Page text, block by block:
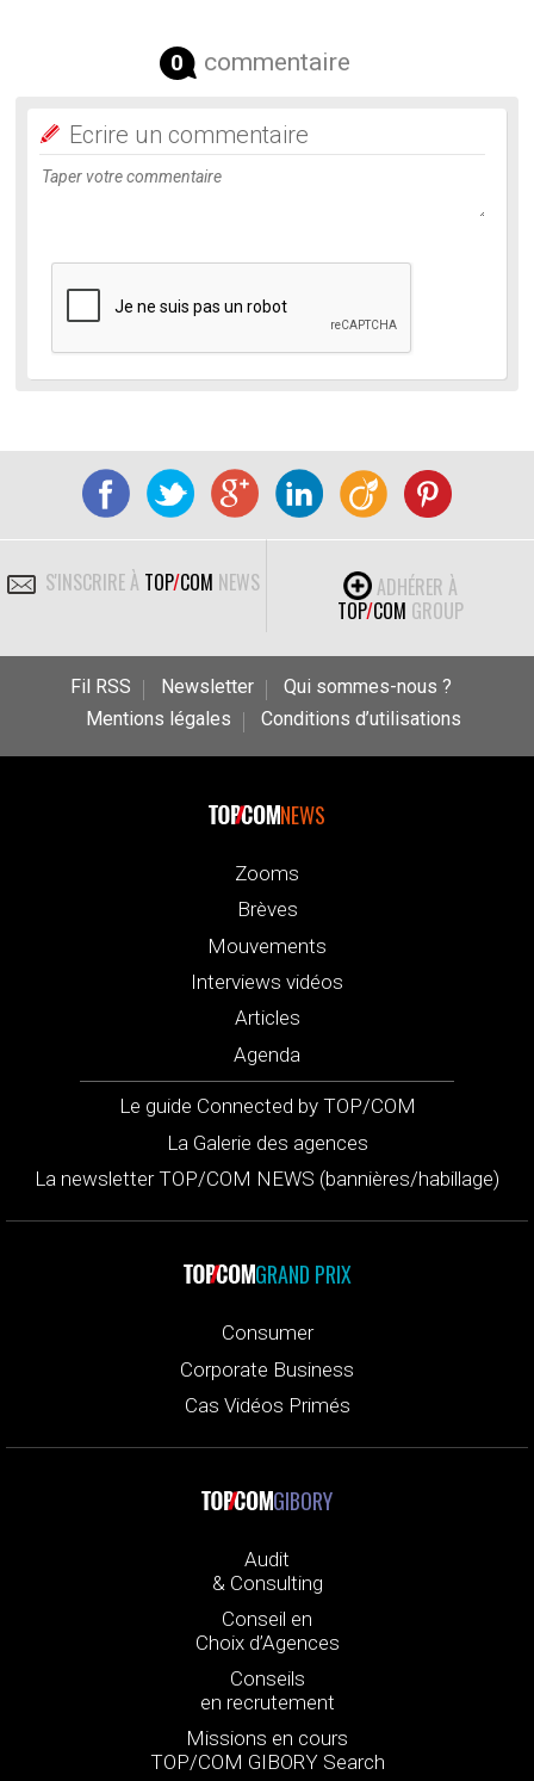
0 commentaire
Ecrire un commentaire
S'INSCRIRE À TOP/COM NEWS
ADHÉRER À
TOP/COM GROUP
Fil RSS Newsletter
Qui sommes-nous ?
Mentions légales
Conditions d’utilisations
NEWS
Zooms
Brèves
Mouvements
Interviews vidéos
Articles
Agenda
Le guide Connected by TOP/COM
La Galerie des agences
La newsletter TOP/COM NEWS (bannières/habillage)
GRAND PRIX
Consumer
Corporate Business
Cas Vidéos Primés
GIBORY
Audit
& Consulting
Conseil en
Choix d’Agences
Conseils
en recrutement
Missions en cours
TOP/COM GIBORY Search